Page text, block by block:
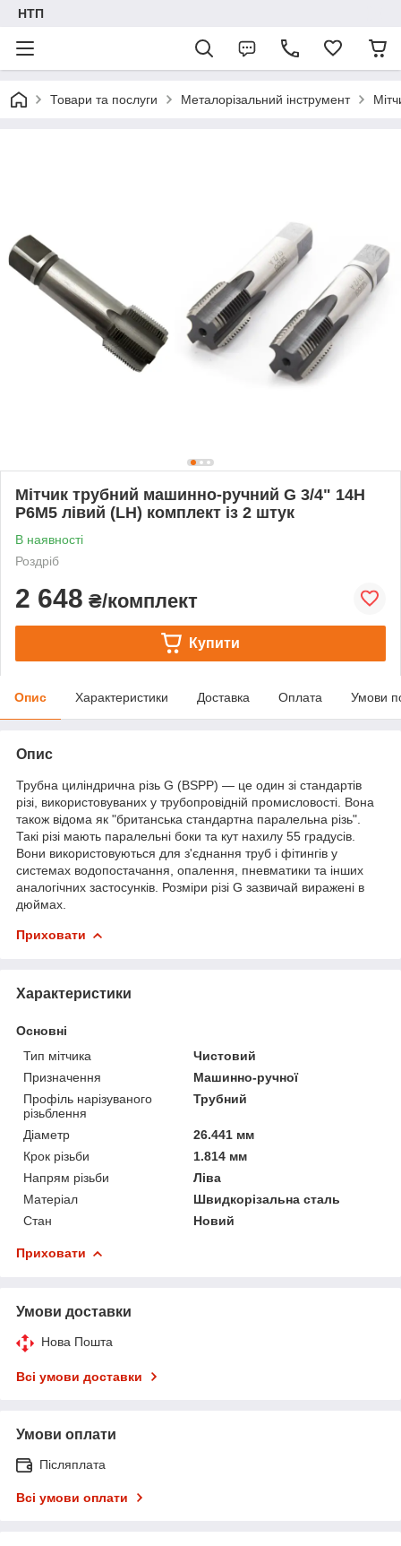
НТП
Товари та послуги Металорізальний інструмент
Мітчик трубний машинно-ручний G 3/4" 14Н
Р6М5 лівий (LH) комплект із 2 штук
В наявності
Роздріб
2 648 ₴/комплект
Купити
Опис Характеристики Доставка Оплата Умови
Опис
Трубна циліндрична різь G (BSPP) — це один зі стандартів
різі, використовуваних у трубопровідній промисловості. Вона
також відома як "британська стандартна паралельна різь".
Такі різі мають паралельні боки та кут нахилу 55 градусів.
Вони використовуються для з'єднання труб і фітингів у
системах водопостачання, опалення, пневматики та інших
аналогічних застосунків. Розміри різі G зазвичай виражені в
дюймах.
Приховати
Характеристики
Основні
Тип мітчика
Чистовий
Призначення
Машинно-ручної
Профіль нарізуваного
різьблення
Трубний
Діаметр
26.441 мм
Крок різьби
1.814 мм
Напрям різьби
Ліва
Матеріал
Швидкорізальна сталь
Стан
Новий
Приховати
Умови доставки
Нова Пошта
Всі умови доставки
Умови оплати
Післяплата
Всі умови оплати